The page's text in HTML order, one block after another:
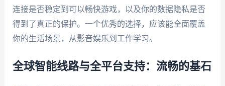
连接是否稳定到可以畅快游戏，以及你的数据隐私是否
得到了真正的保护。一个优秀的选择，应该能全面覆盖
你的生活场景，从影音娱乐到工作学习。
全球智能线路与全平台支持：流畅的基石